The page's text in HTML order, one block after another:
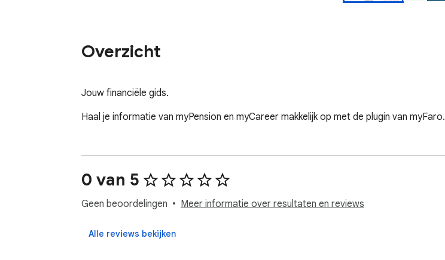
Overzicht
Jouw financiële gids.
Haal je informatie van myPension en myCareer makkelijk op met de plugin van myFaro.
0 van 5
Geen beoordelingen Meer informatie over resultaten en reviews
Alle reviews bekijken